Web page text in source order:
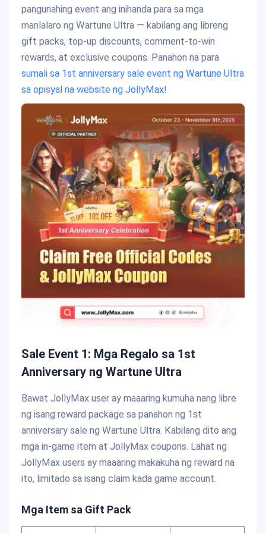
pangunahing event ang inihanda para sa mga
manlalaro ng Wartune Ultra — kabilang ang libreng
gift packs, top-up discounts, comment-to-win
rewards, at exclusive coupons. Panahon na para
sumali sa 1st anniversary sale event ng Wartune Ultra
sa opisyal na website ng JollyMax!
Sale Event 1: Mga Regalo sa 1st
Anniversary ng Wartune Ultra
Bawat JollyMax user ay maaaring kumuha nang libre
ng isang reward package sa panahon ng 1st
anniversary sale ng Wartune Ultra. Kabilang dito ang
mga in-game item at JollyMax coupons. Lahat ng
JollyMax users ay maaaring makakuha ng reward na
ito, limitado sa isang claim kada game account.
Mga Item sa Gift Pack